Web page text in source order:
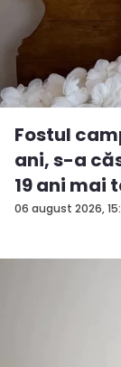
06 august 2026,
Fostul
ani, s-a
19 ani mai